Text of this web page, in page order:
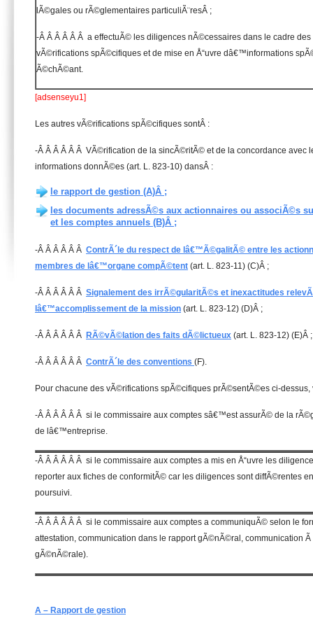
lÃ©gales ou rÃ©glementaires particuliÃ¨resÂ ;
-Â Â Â Â Â Â a effectuÃ© les diligences nÃ©cessaires dans le cadre
vÃ©rifications spÃ©cifiques et de mise en Å“uvre dâ€™informations
Ã©chÃ©ant.
[adsenseyu1]
Les autres vÃ©rifications spÃ©cifiques sontÂ :
-Â Â Â Â Â Â VÃ©rification de la sincÃ©ritÃ© et de la concordance avec
informations donnÃ©es (art. L. 823-10) dansÂ :
le rapport de gestion (A)Â ;
les documents adressÃ©s aux actionnaires ou associÃ©s
et les comptes annuels (B)Â ;
-Â Â Â Â Â Â ContrÃ´le du respect de lâ€™Ã©galitÃ© entre les
membres de lâ€™organe compÃ©tent (art. L. 823-11) (C)Â ;
-Â Â Â Â Â Â Signalement des irrÃ©gularitÃ©s et inexactitudes
lâ€™accomplissement de la mission (art. L. 823-12) (D)Â ;
-Â Â Â Â Â Â RÃ©vÃ©lation des faits dÃ©lictueux (art. L. 823-12) (E)Â ;
-Â Â Â Â Â Â ContrÃ´le des conventions (F).
Pour chacune des vÃ©rifications spÃ©cifiques prÃ©sentÃ©es ci-dessus,
-Â Â Â Â Â Â si le commissaire aux comptes sâ€™est assurÃ© de la
de lâ€™entreprise.
-Â Â Â Â Â Â si le commissaire aux comptes a mis en Å“uvre les
reporter aux fiches de conformitÃ© car les diligences sont diffÃ©rentes
poursuivi.
-Â Â Â Â Â Â si le commissaire aux comptes a communiquÃ© selon le
attestation, communication dans le rapport gÃ©nÃ©ral, communication
gÃ©nÃ©rale).
A – Rapport de gestion